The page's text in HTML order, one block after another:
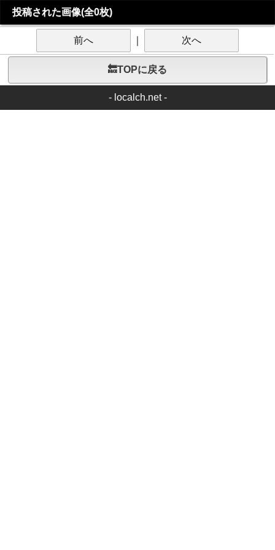
投稿された画像(全0枚)
前へ 次へ
🔙TOPに戻る
- localch.net-